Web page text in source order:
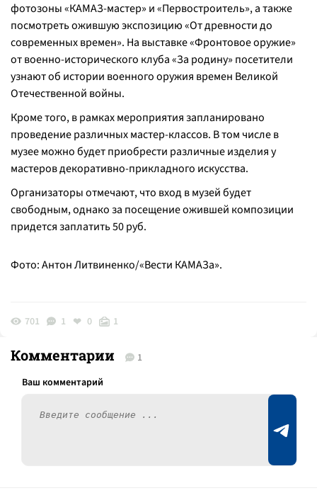
фотозоны «КАМАЗ-мастер» и «Первостроитель», а также
посмотреть ожившую экспозицию «От древности до
современных времен». На выставке «Фронтовое оружие»
от военно-исторического клуба «За родину» посетители
узнают об истории военного оружия времен Великой
Отечественной войны.
Кроме того, в рамках мероприятия запланировано
проведение различных мастер-классов. В том числе в
музее можно будет приобрести различные изделия у
мастеров декоративно-прикладного искусства.
Организаторы отмечают, что вход в музей будет
свободным, однако за посещение ожившей композиции
придется заплатить 50 руб.
Фото: Антон Литвиненко/«Вести КАМАЗа».
701 1 0 1
Комментарии 1